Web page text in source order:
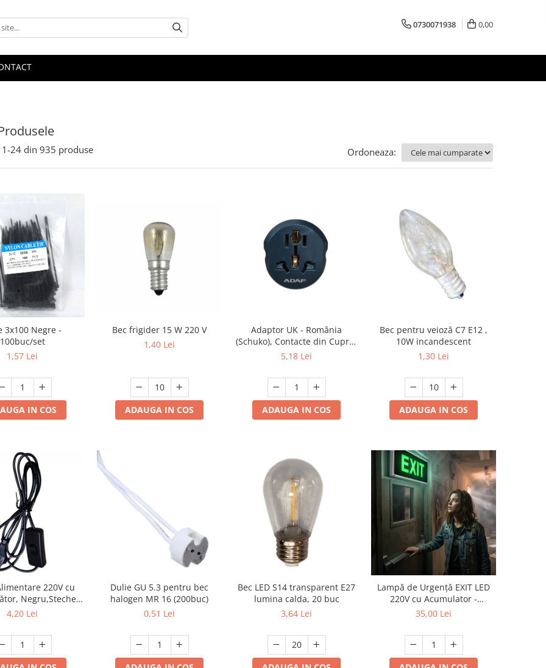
0730071938 0,00
1-24 din 935 produse Ordoneaza:
3x100 Negre -
100buc/set
1,57 Lei
IN COS
Bec frigider 15 W 220 V
1,40 Lei
ADAUGA IN COS
Adaptor UK - România
(Schuko), Contacte din Cupru,
Culoare Gri, ADAF
5,18 Lei
ADAUGA IN COS
Bec pentru veioză C7 E12 ,
10W incandescent
1,30 Lei
ADAUGA IN COS
220V cu
Negru,Stecher
2 Fire - Ideal
4,20 Lei
Dulie GU 5.3 pentru bec
halogen MR 16 (200buc)
0,51 Lei
Bec LED S14 transparent E27
lumina calda, 20 buc
3,64 Lei
Lampă de Urgență EXIT LED
220V cu Acumulator -
Autonomie 120 Minute,
35,00 Lei